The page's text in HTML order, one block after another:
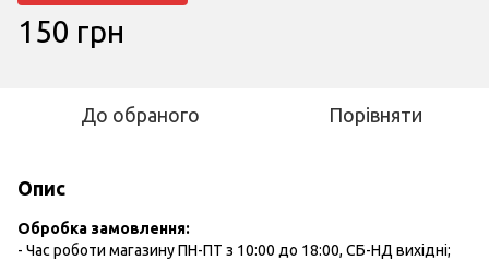
150 грн
До обраного Порівняти
Опис
Обробка замовлення:
- Час роботи магазину ПН-ПТ з 10:00 до 18:00, СБ-НД вихідні;